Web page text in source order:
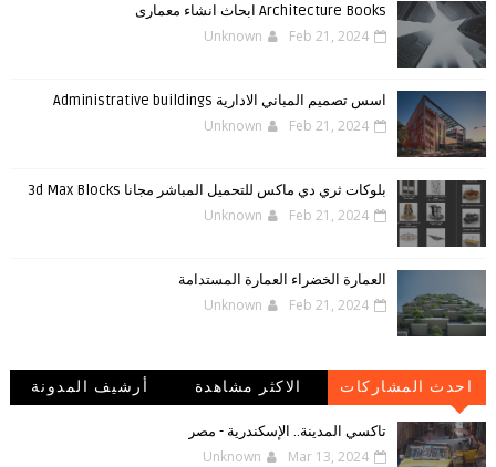
Architecture Books ابحاث انشاء معمارى
Unknown Feb 21, 2024
اسس تصميم المباني الادارية Administrative buildings
Unknown Feb 21, 2024
بلوكات ثري دي ماكس للتحميل المباشر مجانا 3d Max Blocks
Unknown Feb 21, 2024
العمارة الخضراء العمارة المستدامة
Unknown Feb 21, 2024
احدث المشاركات الاكثر مشاهدة
أرشيف المدونة
تاكسي المدينة.. الإسكندرية - مصر
Unknown Mar 13, 2024